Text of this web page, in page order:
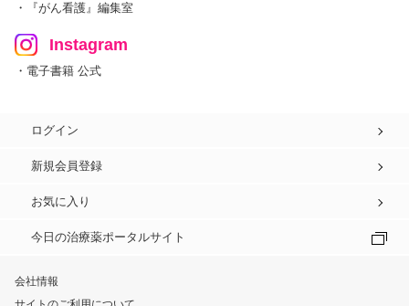
・『がん看護』編集室
Instagram
・電子書籍 公式
ログイン
新規会員登録
お気に入り
今日の治療薬ポータルサイト
会社情報